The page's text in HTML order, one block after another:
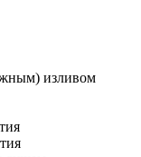
изливом